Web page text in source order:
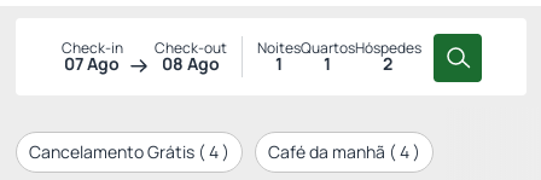
Check-in
07 Ago
Check-out
08 Ago
Noites
1
Quartos
1
Hóspedes
2
Cancelamento Grátis ( 4) Café da manhã ( 4)